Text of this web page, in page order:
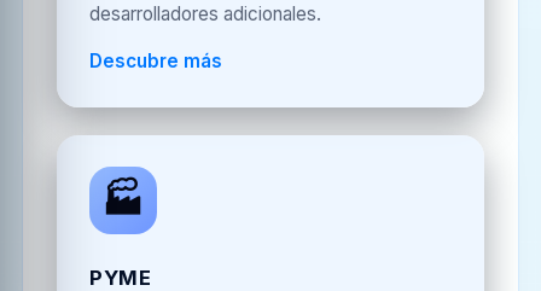
desarrolladores adicionales.
Descubre más
🏭
PYME